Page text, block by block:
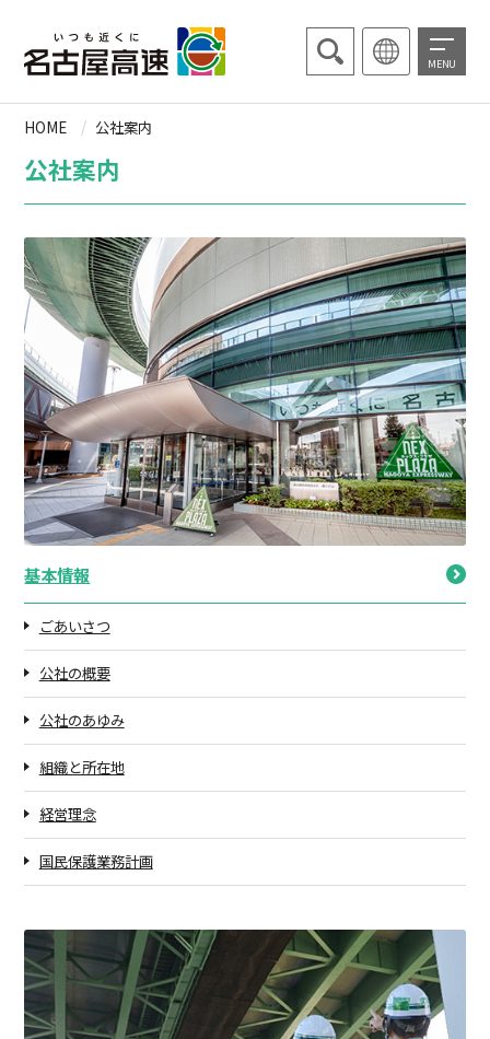
MENU
HOME 公社案内
公社案内
基本情報
ごあいさつ
公社の概要
公社のあゆみ
組織と所在地
経営理念
国民保護業務計画